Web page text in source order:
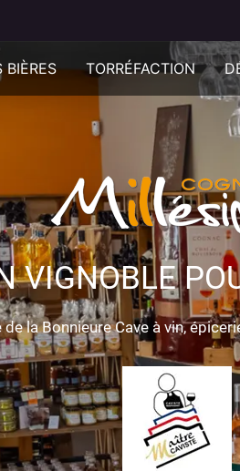
BIÈRES TORRÉFACTION
VIGNOBLE
la Bonnieure Cave à vin,